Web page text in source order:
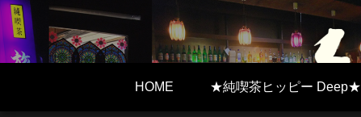
HOME ★純喫茶ヒッピー Deep★